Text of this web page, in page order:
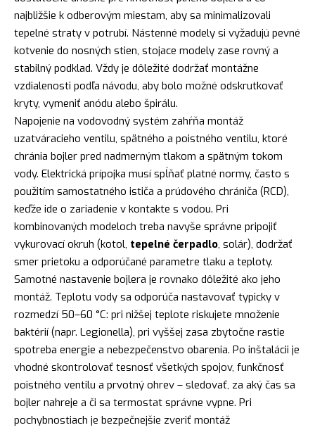
najbližšie k odberovým miestam, aby sa minimalizovali
tepelné straty v potrubí. Nástenné modely si vyžadujú pevné
kotvenie do nosných stien, stojace modely zase rovný a
stabilný podklad. Vždy je dôležité dodržať montážne
vzdialenosti podľa návodu, aby bolo možné odskrutkovať
kryty, vymeniť anódu alebo špirálu.
Napojenie na vodovodný systém zahŕňa montáž
uzatváracieho ventilu, spätného a poistného ventilu, ktoré
chránia bojler pred nadmerným tlakom a spätným tokom
vody. Elektrická prípojka musí spĺňať platné normy, často s
použitím samostatného ističa a prúdového chrániča (RCD),
keďže ide o zariadenie v kontakte s vodou. Pri
kombinovaných modeloch treba navyše správne pripojiť
vykurovací okruh (kotol, tepelné čerpadlo, solár), dodržať
smer prietoku a odporúčané parametre tlaku a teploty.
Samotné nastavenie bojlera je rovnako dôležité ako jeho
montáž. Teplotu vody sa odporúča nastavovať typicky v
rozmedzí 50–60 °C: pri nižšej teplote riskujete množenie
baktérií (napr. Legionella), pri vyššej zasa zbytočne rastie
spotreba energie a nebezpečenstvo obarenia. Po inštalácii je
vhodné skontrolovať tesnosť všetkých spojov, funkčnosť
poistného ventilu a prvotný ohrev – sledovať, za aký čas sa
bojler nahreje a či sa termostat správne vypne. Pri
pochybnostiach je bezpečnejšie zveriť montáž